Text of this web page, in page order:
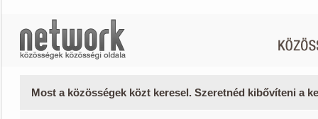
Most a közösségek közt keresel. Szeretnéd kibővíteni a